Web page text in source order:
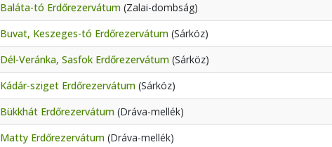
Baláta-tó Erdőrezervátum (Zalai-dombság)
Buvat, Keszeges-tó Erdőrezervátum (Sárköz)
Dél-Veránka, Sasfok Erdőrezervátum (Sárköz)
Kádár-sziget Erdőrezervátum (Sárköz)
Bükkhát Erdőrezervátum (Dráva-mellék)
Matty Erdőrezervátum (Dráva-mellék)